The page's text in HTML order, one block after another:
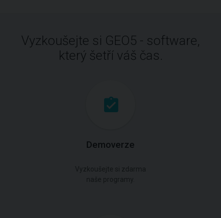
Vyzkoušejte si GEO5 - software,
který šetří váš čas.
Demoverze